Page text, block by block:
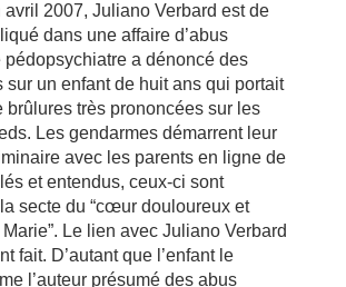
avril 2007, Juliano Verbard est de
dans une affaire d’abus
pédopsychiatre a dénoncé des
sur un enfant de huit ans qui portait
brûlures très prononcées sur les
Les gendarmes démarrent leur
avec les parents en ligne de
et entendus, ceux-ci sont
secte du “cœur douloureux et
Le lien avec Juliano Verbard
fait. D’autant que l’enfant le
l’auteur présumé des abus